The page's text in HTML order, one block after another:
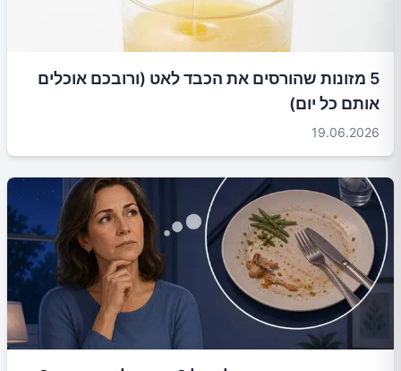
5 מזונות שהורסים את הכבד לאט (ורובכם אוכלים
אותם כל יום)
19.06.2026